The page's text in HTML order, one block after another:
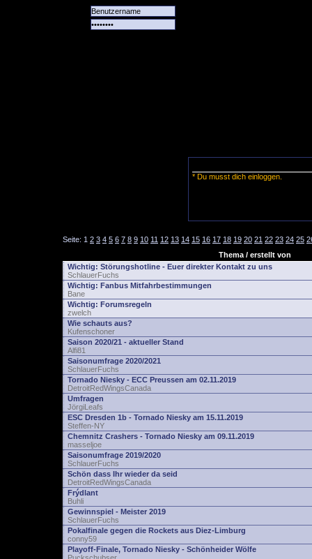
* Du musst dich einloggen.
Seite: 1 2 3 4 5 6 7 8 9 10 11 12 13 14 15 16 17 18 19 20 21 22 23 24 25
Thema / erstellt von
Wichtig: Störungshotline - Euer direkter Kontakt zu uns
SchlauerFuchs
Wichtig: Fanbus Mitfahrbestimmungen
Bane
Wichtig: Forumsregeln
zwelch
Wie schauts aus?
Kufenschoner
Saison 2020/21 - aktueller Stand
Alfi81
Saisonumfrage 2020/2021
SchlauerFuchs
Tornado Niesky - ECC Preussen am 02.11.2019
DetroitRedWingsCanada
Umfragen
JörgiLeafs
ESC Dresden 1b - Tornado Niesky am 15.11.2019
Steffen-NY
Chemnitz Crashers - Tornado Niesky am 09.11.2019
masseljoe
Saisonumfrage 2019/2020
SchlauerFuchs
Schön dass Ihr wieder da seid
DetroitRedWingsCanada
Frýdlant
Buhli
Gewinnspiel - Meister 2019
SchlauerFuchs
Pokalfinale gegen die Rockets aus Diez-Limburg
conny59
Playoff-Finale, Tornado Niesky - Schönheider Wölfe